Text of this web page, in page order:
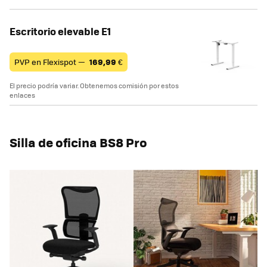
Escritorio elevable E1
PVP en Flexispot — 169,99 €
El precio podría variar. Obtenemos comisión por estos
enlaces
Silla de oficina BS8 Pro